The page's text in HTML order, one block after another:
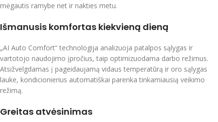
mėgautis ramybe net ir nakties metu.
Išmanusis komfortas kiekvieną dieną
„AI Auto Comfort“ technologija analizuoja patalpos sąlygas ir
vartotojo naudojimo įpročius, taip optimizuodama darbo režimus.
Atsižvelgdamas į pageidaujamą vidaus temperatūrą ir oro sąlygas
lauke, kondicionierius automatiškai parenka tinkamiausią veikimo
režimą.
Greitas atvėsinimas